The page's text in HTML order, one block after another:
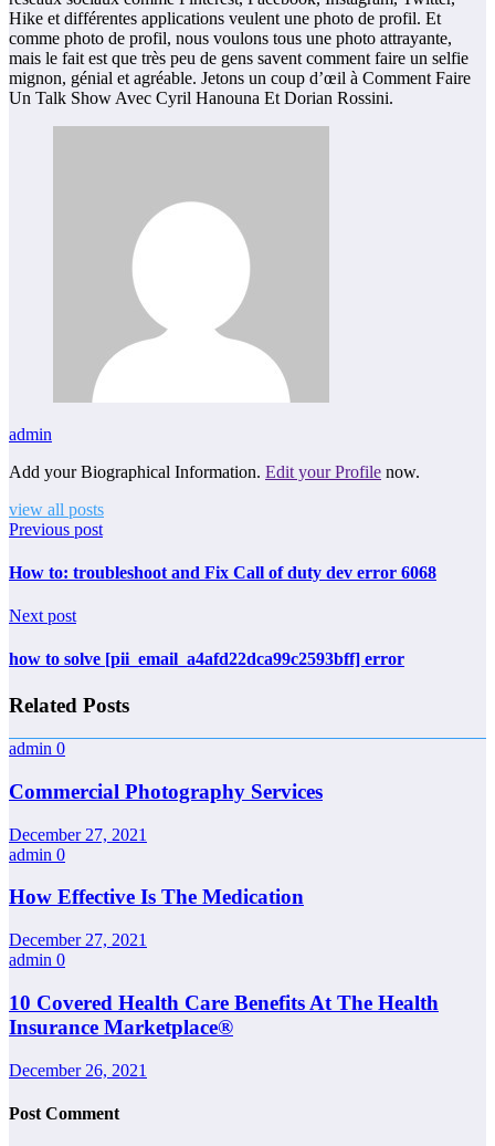
Hike et différentes applications veulent une photo de profil. Et
comme photo de profil, nous voulons tous une photo attrayante,
mais le fait est que très peu de gens savent comment faire un selfie
mignon, génial et agréable. Jetons un coup d’œil à Comment Faire
Un Talk Show Avec Cyril Hanouna Et Dorian Rossini.
admin
Add your Biographical Information. Edit your Profile now.
view all posts
Previous post
How to: troubleshoot and Fix Call of duty dev error 6068
Next post
how to solve [pii_email_a4afd22dca99c2593bff] error
Related Posts
admin 0
Commercial Photography Services
December 27, 2021
admin 0
How Effective Is The Medication
December 27, 2021
admin 0
10 Covered Health Care Benefits At The Health
Insurance Marketplace®
December 26, 2021
Post Comment